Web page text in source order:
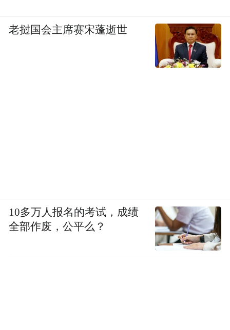
老挝国会主席赛宋蓬逝世
10多万人报名的考试，成绩
全部作废，公平么？